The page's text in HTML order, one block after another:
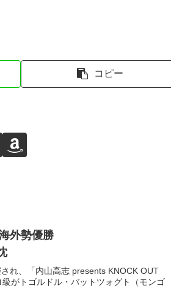
コピー
外勢優勝
れ、「内山高志 presents KNOCK OUT
がトゴルドル・バットツォグト（モンゴ